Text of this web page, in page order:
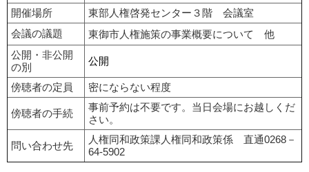
開催場所
東部人権啓発センター３階 会議室
会議の議題
東御市人権施策の事業概要について 他
公開・非公開
の別
公開
傍聴者の定員 密にならない程度
傍聴者の手続
事前予約は不要です。当日会場にお越しくだ
さい。
問い合わせ先
人権同和政策課人権同和政策係 直通0268－
64-5902